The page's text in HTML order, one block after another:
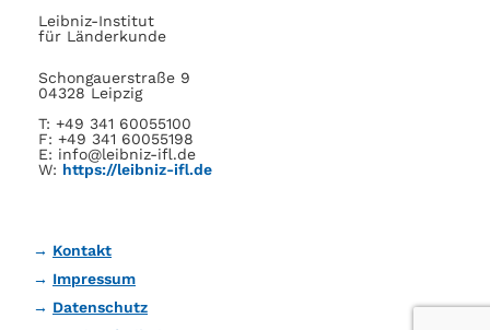
Leibniz-Institut
für Länderkunde
Schongauerstraße 9
04328 Leipzig
T: +49 341 60055100
F: +49 341 60055198
E: info@leibniz-ifl.de
W: https://leibniz-ifl.de
Kontakt
Impressum
Datenschutz